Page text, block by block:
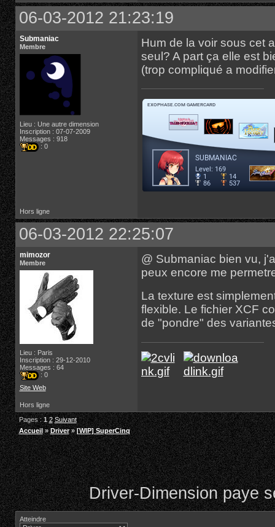
06-03-2012 21:23:19
Submaniac
Membre
Lieu : Une autre dimension
Inscription : 07-07-2009
Messages : 918
: 0
Hum de la voir sous cet
seul? A part ça elle est
(trop compliqué a
Hors ligne
06-03-2012 22:25:07
mimozor
Membre
Lieu : Paris
Inscription : 29-12-2010
Messages : 64
: 0
Site Web
@ Submaniac bien vu,
peux encore me
La texture est
flexible. Le fichier XCF
de "pondre" des
Hors ligne
Pages :1 2 Suivant
Accueil »Driver » [WIP] SuperCinq
Driver-Dimension paye
Atteindre